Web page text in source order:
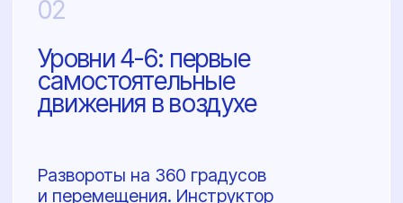
Контакты
+7 (911) 209-25-17
Аэродром Куммолово